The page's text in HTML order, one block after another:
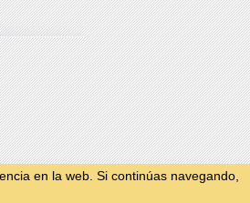
en la web. Si continúas navegando,